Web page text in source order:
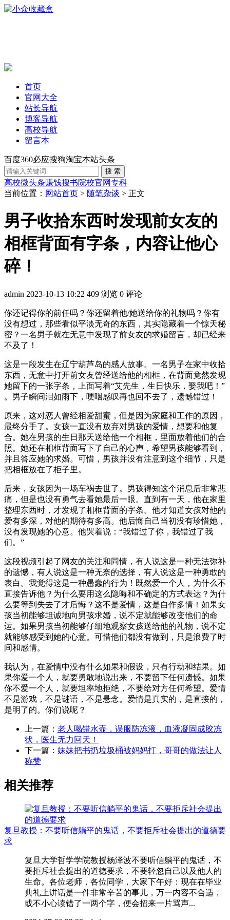
首页
官网大全
站长导航
博客导航
高校导航
留言本
百度360必应搜狗淘宝本站头条
高校微头条赚钱搜书院校官网专科
当前位置： 网站首页 > 随笔杂谈 > 正文
男子收拾东西时发现前女友的
相框背面有字条，内容让他心
碎！
admin 2023-10-13 10:22 409 浏览 0 评论
你还记得你的前任吗？你还留着他/她送给你的礼物吗？你有
没有想过，那些看似平淡无奇的东西，其实隐藏着一个惊天秘
密？一名男子就在无意中发现了前女友的求婚留言，却已经来
不及了！
这是一段发生在辽宁葫芦岛的感人故事。一名男子在家中收拾
东西，无意中打开前女友曾经送给他的相框，在背面竟然发现
她留下的一张字条，上面写着“艾先生，生日快乐，娶我吧！”
。男子瞬间泪如雨下，哽咽感叹再也回不去了，遗憾错过！
原来，这对恋人曾经相爱甜蜜，但是因为家庭和工作的原因，
最终分手了。女孩一直没有放弃对男孩的爱情，想要和他复
合。她在男孩的生日那天送给他一个相框，里面放着他们的合
照。她还在相框背面写下了自己的心声，希望男孩能够看到，
并且答应她的求婚。可惜，男孩并没有注意到这个细节，只是
把相框放在了柜子里。
后来，女孩因为一场车祸去世了。男孩得知这个消息后非常悲
痛，但是也没有勇气去看她最后一眼。直到有一天，他在家里
整理东西时，才发现了相框背面的字条。他才知道女孩对他的
爱有多深，对他的期待有多高。他后悔自己当初没有珍惜她，
没有发现她的心意。他哭着说：“我错过了你，我错过了我
们。”
这段视频引起了网友的关注和同情，有人说这是一种无法弥补
的遗憾，有人说这是一种无奈的选择，有人说这是一种勇敢的
表白。我觉得这是一种愚蠢的行为！既然爱一个人，为什么不
直接告诉他？为什么要用这么隐晦和不确定的方式表达？为什
么要等到失去了才后悔？这不是爱情，这是自作多情！如果女
孩当初能够坦诚地向男孩求婚，说不定就能够改变他们的命
运。如果男孩当初能够仔细地观察女孩送给他的礼物，说不定
就能够感受到她的心意。可惜他们都没有做到，只是浪费了时
间和感情。
我认为，在爱情中没有什么如果和假设，只有行动和结果。如
果你爱一个人，就要勇敢地说出来，不要留下任何遗憾。如果
你不爱一个人，就要坦率地拒绝，不要给对方任何希望。爱情
不是游戏，不是谜语，不是悬念。爱情是真实的，是直接的，
是明了的。你们说呢？
上一篇： 老人喝错水壶，误服防冻液，血液凝固成胶冻
状，医生无力回天！
下一篇： 妹妹把书扔垃圾桶被妈妈打，哥哥的做法让人
称赞
相关推荐
复旦教授：不要听信躺平的鬼话，不要拒斥社会提出的道德要
求
复旦大学哲学学院教授杨泽波不要听信躺平的鬼话，不
要拒斥社会提出的道德要求，不要轻忽自己以及他人的
生命。各位老师，各位同学，大家下午好：现在在毕业
典礼上讲话是一件非常辛苦的事儿，万一内容不合适，
或不小心读错了一两个字，便会招来一片骂声...